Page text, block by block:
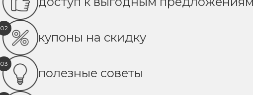
02
купоны на скидку
03
полезные советы